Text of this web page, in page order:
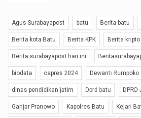
Agus Surabayapost batu Berita batu
Berita kota Batu Berita KPK Berita kripto
Berita surabayapost hari ini
biodata capres 2024 Dewanti Rumpoko
dinas pendidikan jatim Dprd batu DPRD
Ganjar Pranowo Kapolres Batu Kejari